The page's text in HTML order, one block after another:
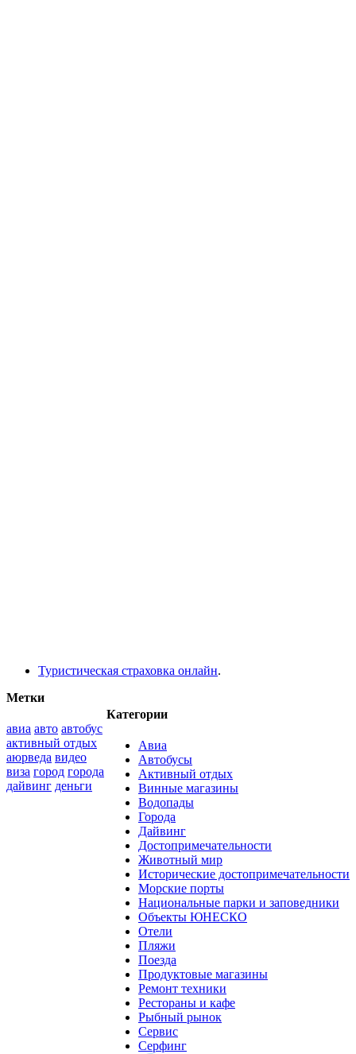
Туристическая страховка онлайн.
Категории
Авиа
Автобусы
Активный отдых
Винные магазины
Водопады
Города
Дайвинг
Достопримечательности
Животный мир
Исторические достопримечательности
Морские порты
Национальные парки и заповедники
Объекты ЮНЕСКО
Отели
Пляжи
Поезда
Продуктовые магазины
Ремонт техники
Рестораны и кафе
Рыбный рынок
Сервис
Серфинг
Метки
авиа авто автобус
активный отдых
аюрведа видео
виза город города
дайвинг деньги